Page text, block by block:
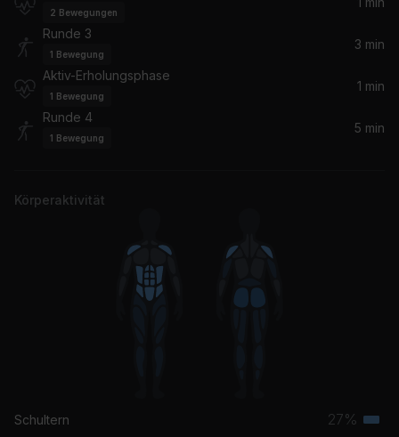
2 Bewegungen
Runde 3
1 Bewegung
3 min
Aktiv-Erholungsphase
1 Bewegung
1 min
Runde 4
1 Bewegung
5 min
Körperaktivität
Schultern 27%